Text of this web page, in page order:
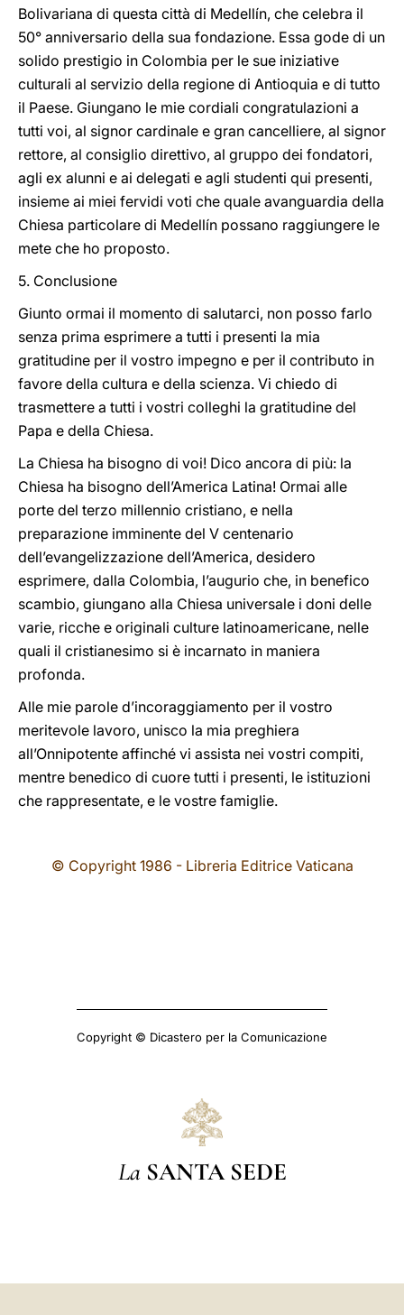
Bolivariana di questa città di Medellín, che celebra il
50° anniversario della sua fondazione. Essa gode di un
solido prestigio in Colombia per le sue iniziative
culturali al servizio della regione di Antioquia e di tutto
il Paese. Giungano le mie cordiali congratulazioni a
tutti voi, al signor cardinale e gran cancelliere, al signor
rettore, al consiglio direttivo, al gruppo dei fondatori,
agli ex alunni e ai delegati e agli studenti qui presenti,
insieme ai miei fervidi voti che quale avanguardia della
Chiesa particolare di Medellín possano raggiungere le
mete che ho proposto.
5. Conclusione
Giunto ormai il momento di salutarci, non posso farlo
senza prima esprimere a tutti i presenti la mia
gratitudine per il vostro impegno e per il contributo in
favore della cultura e della scienza. Vi chiedo di
trasmettere a tutti i vostri colleghi la gratitudine del
Papa e della Chiesa.
La Chiesa ha bisogno di voi! Dico ancora di più: la
Chiesa ha bisogno dell’America Latina! Ormai alle
porte del terzo millennio cristiano, e nella
preparazione imminente del V centenario
dell’evangelizzazione dell’America, desidero
esprimere, dalla Colombia, l’augurio che, in benefico
scambio, giungano alla Chiesa universale i doni delle
varie, ricche e originali culture latinoamericane, nelle
quali il cristianesimo si è incarnato in maniera
profonda.
Alle mie parole d’incoraggiamento per il vostro
meritevole lavoro, unisco la mia preghiera
all’Onnipotente affinché vi assista nei vostri compiti,
mentre benedico di cuore tutti i presenti, le istituzioni
che rappresentate, e le vostre famiglie.
© Copyright 1986 - Libreria Editrice Vaticana
Copyright © Dicastero per la Comunicazione
La SANTA SEDE